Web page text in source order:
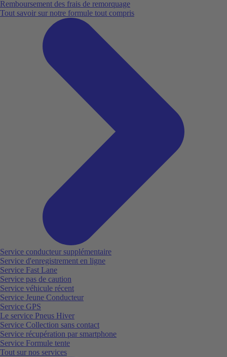
Remboursement des frais de remorquage
Tout savoir sur notre formule tout compris
Service conducteur supplémentaire
Service d'enregistrement en ligne
Service Fast Lane
Service pas de caution
Service véhicule récent
Service Jeune Conducteur
Service GPS
Le service Pneus Hiver
Service Collection sans contact
Service récupération par smartphone
Service Formule tente
Tout sur nos services